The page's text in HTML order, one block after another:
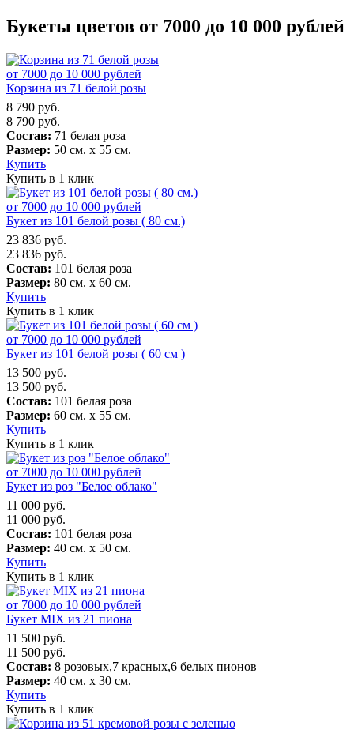
Букеты цветов от 7000 до 10 000 рублей
от 7000 до 10 000 рублей
Корзина из 71 белой розы
8 790 руб.
8 790 руб.
Состав: 71 белая роза
Размер: 50 см. х 55 см.
Купить
Купить в 1 клик
от 7000 до 10 000 рублей
Букет из 101 белой розы ( 80 см.)
23 836 руб.
23 836 руб.
Состав: 101 белая роза
Размер: 80 см. х 60 см.
Купить
Купить в 1 клик
от 7000 до 10 000 рублей
Букет из 101 белой розы ( 60 см )
13 500 руб.
13 500 руб.
Состав: 101 белая роза
Размер: 60 см. х 55 см.
Купить
Купить в 1 клик
от 7000 до 10 000 рублей
Букет из роз "Белое облако"
11 000 руб.
11 000 руб.
Состав: 101 белая роза
Размер: 40 см. х 50 см.
Купить
Купить в 1 клик
от 7000 до 10 000 рублей
Букет MIX из 21 пиона
11 500 руб.
11 500 руб.
Состав: 8 розовых,7 красных,6 белых пионов
Размер: 40 см. х 30 см.
Купить
Купить в 1 клик